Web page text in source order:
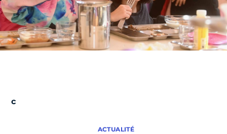
ACTUALITÉ